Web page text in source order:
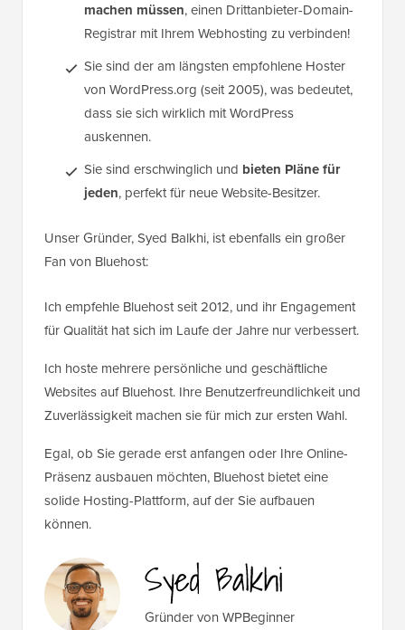
machen müssen, einen Drittanbieter-Domain-
Registrar mit Ihrem Webhosting zu verbinden!
Sie sind der am längsten empfohlene Hoster
von WordPress.org (seit 2005), was bedeutet,
dass sie sich wirklich mit WordPress
auskennen.
Sie sind erschwinglich und bieten Pläne für
jeden, perfekt für neue Website-Besitzer.
Unser Gründer, Syed Balkhi, ist ebenfalls ein großer
Fan von Bluehost:
Ich empfehle Bluehost seit 2012, und ihr Engagement
für Qualität hat sich im Laufe der Jahre nur verbessert.
Ich hoste mehrere persönliche und geschäftliche
Websites auf Bluehost. Ihre Benutzerfreundlichkeit und
Zuverlässigkeit machen sie für mich zur ersten Wahl.
Egal, ob Sie gerade erst anfangen oder Ihre Online-
Präsenz ausbauen möchten, Bluehost bietet eine
solide Hosting-Plattform, auf der Sie aufbauen
können.
Gründer von WPBeginner